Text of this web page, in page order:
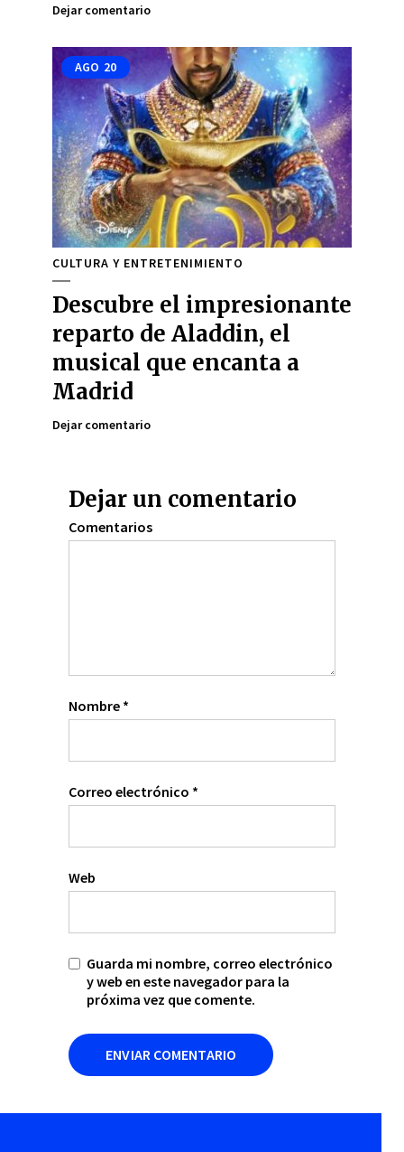
Dejar comentario
AGO 20
CULTURA Y ENTRETENIMIENTO
Descubre el impresionante
reparto de Aladdin, el
musical que encanta a
Madrid
Dejar comentario
Dejar un comentario
Comentarios
Nombre *
Correo electrónico *
Web
Guarda mi nombre, correo electrónico
y web en este navegador para la
próxima vez que comente.